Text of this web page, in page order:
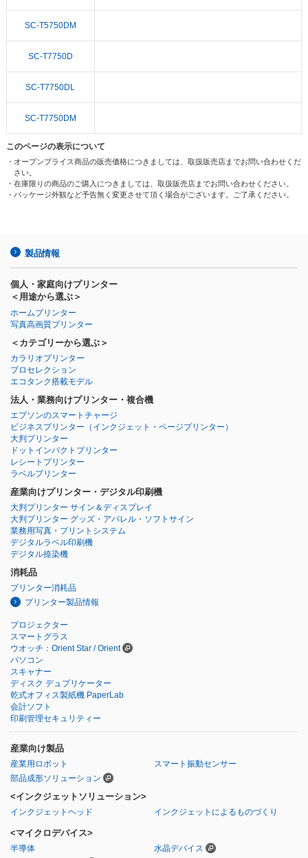
SC-T5750DM
SC-T7750D
SC-T7750DL
SC-T7750DM
このページの表示について
・オープンプライス商品の販売価格につきましては、取扱販売店までお問い合わせくだ
さい。
・在庫限りの商品のご購入につきましては、取扱販売店までお問い合わせください。
・パッケージ外観など予告無く変更させて頂く場合がございます。ご了承ください。
製品情報
個人・家庭向けプリンター
＜用途から選ぶ＞
ホームプリンター
写真高画質プリンター
＜カテゴリーから選ぶ＞
カラリオプリンター
プロセレクション
エコタンク搭載モデル
法人・業務向けプリンター・複合機
エプソンのスマートチャージ
ビジネスプリンター （インクジェット・ページプリンター）
大判プリンター
ドットインパクトプリンター
レシートプリンター
ラベルプリンター
産業向けプリンター・デジタル印刷機
大判プリンター サイン＆ディスプレイ
大判プリンター グッズ・アパレル・ソフトサイン
業務用写真・プリントシステム
デジタルラベル印刷機
デジタル捺染機
消耗品
プリンター消耗品
プリンター製品情報
プロジェクター
スマートグラス
ウオッチ：Orient Star / Orient
パソコン
スキャナー
ディスク デュプリケーター
乾式オフィス製紙機 PaperLab
会計ソフト
印刷管理セキュリティー
産業向け製品
産業用ロボット
スマート振動センサー
部品成形ソリューション
<インクジェットソリューション>
インクジェットヘッド インクジェットによるものづくり
<マイクロデバイス>
半導体 水晶デバイス